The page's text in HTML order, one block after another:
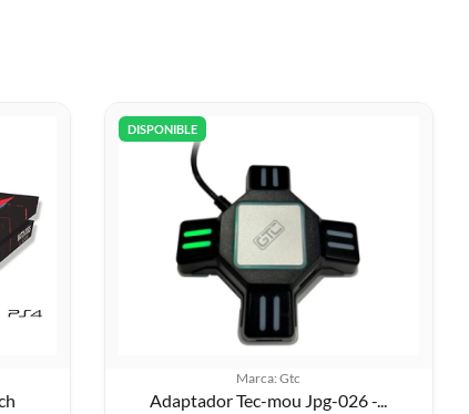
DISPONIBLE
Marca: Gtc
Adaptador Tec-mou Jpg-026 -...